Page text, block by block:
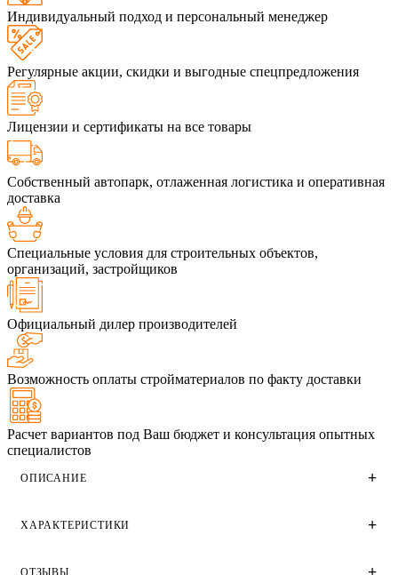
Индивидуальный подход и персональный менеджер
Регулярные акции, скидки и выгодные спецпредложения
Лицензии и сертификаты на все товары
Собственный автопарк, отлаженная логистика и оперативная
доставка
Специальные условия для строительных объектов,
организаций, застройщиков
Официальный дилер производителей
Возможность оплаты стройматериалов по факту доставки
Расчет вариантов под Ваш бюджет и консультация опытных
специалистов
ОПИСАНИЕ
Перегородочные пеноблоки EuroBlock размером
создания несущих стен и конструкций как в
ХАРАКТЕРИСТИКИ
ОТЗЫВЫ